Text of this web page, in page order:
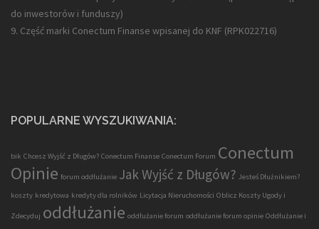
do inwestorów i funduszy)
9. Część marki Conectum Finanse wpisanej do KNF (RPK022716)
POPULARNE WYSZUKIWANIA:
bik Chcesz Wyjść z Długów? Conectum Finanse Conectum Forum Conectum
Opinie forum oddłużanie Jak Wyjść z Długów? Jesteś Dłużnikiem?
koszty kredytowa kredyty dla rolników Licytacja Nieruchomości Oblicz Koszty Ugody i
Zdecyduj oddłużanie oddłużanie forum oddłużanie forum opinie Oddłużanie i